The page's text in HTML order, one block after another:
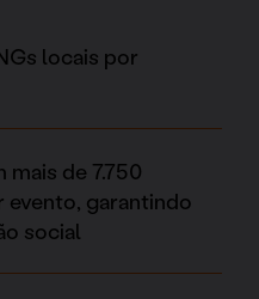
locais por
de 7.750
garantindo
social